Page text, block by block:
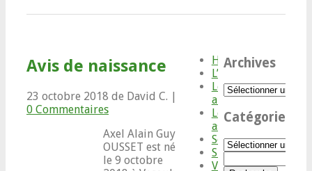
Avis de naissance
23 octobre 2018 de David C. |
0 Commentaires
Axel Alain Guy
OUSSET est né
le 9 octobre
Histoire
L’IMP
Les
artisans/
Les
associations
Services
Situation
Votre
Archives
Archives
Catégories
Catégories